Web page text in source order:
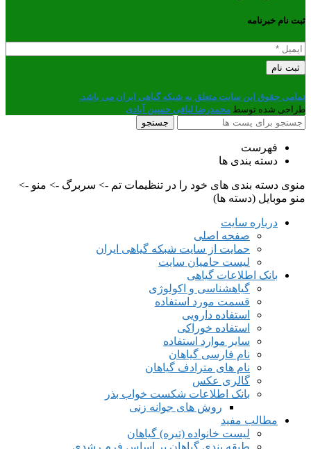
ثبت نام خبرنامه
تمامی حقوق این سایت متعلق به شبکه گیاهی ایران می باشد.
طراحی شده توسط محمدرضا لبافی حسین آبادی
جستجو
فهرست
دسته بندی ها
منوی دسته بندی های خود را در تنظیمات تم -> سربرگ -> منو ->
منو موبایل (دسته ها)
درباره سایت
صفحه اصلی
حمایت از سایت شبکه گیاهی ایران
لیست حامیان سایت
بانک اطلاعات گیاهی
گیاهشناسی و اکولوژی
قسمت مورد استفاده
استفاده دارویی
استفاده خوراکی
سایر موارد استفاده
نام فارسی گیاهان
نام های مترادف گیاهان
گالری عکس
بانک اطلاعات شکست خواب بذر
روش های جوانه زنی
مطالب مفید
لیست خانواده (تیره) گیاهان